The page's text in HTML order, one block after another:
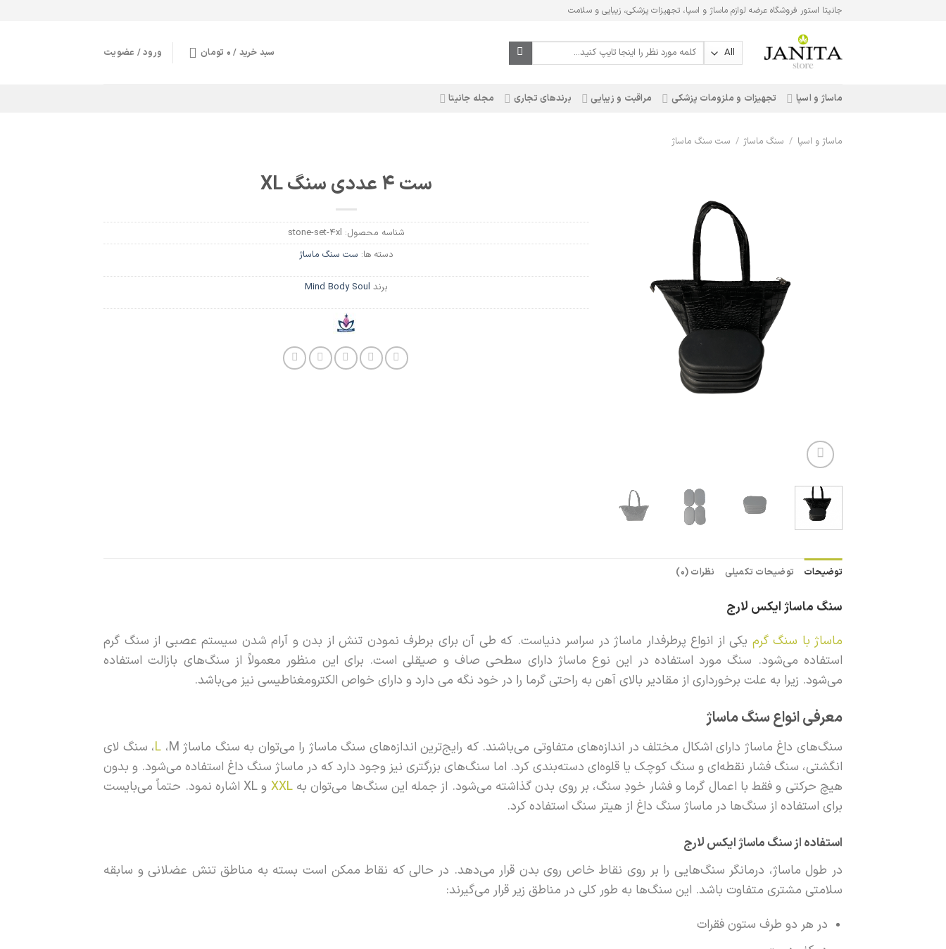
جانیتا استور فروشگاه عرضه لوازم ماساژ و اسپا، تجهیزات پزشکی، زیبایی و سلامت
جستجو
سبد خرید / 0 تومان ورود / عضویت
ماساژ و اسپا تجهیزات و ملزومات پزشکی مراقبت و زیبایی برندهای تجاری مجله جانیتا
ماساژ و اسپا / سنگ ماساژ / ست سنگ ماساژ
ست 4 عددی سنگ XL
شناسه محصول: stone-set-4xl
دسته ها: ست سنگ ماساژ
برند Mind Body Soul
توضیحات توضیحات تکمیلی نظرات (0)
سنگ ماساژ ایکس لارج
ماساژ با سنگ گرم یکی از انواع پرطرفدار ماساژ در سراسر دنیاست. که طی آن برای برطرف نمودن تنش از بدن و آرام شدن سیستم عصبی از سنگ گرم
استفاده می‌شود. سنگ مورد استفاده در این نوع ماساژ دارای سطحی صاف و صیقلی است. برای این منظور معمولاً از سنگ‌های بازالت استفاده
می‌شود. زیرا به علت برخورداری از مقادیر بالای آهن به راحتی گرما را در خود نگه می دارد و دارای خواص الکترومغناطیسی نیز می‌باشد.
معرفی انواع سنگ ماساژ
سنگ‌های داغ ماساژ دارای اشکال مختلف در اندازه‌های متفاوتی می‌باشند. که رایج‌ترین اندازه‌های سنگ ماساژ را می‌توان به سنگ ماساژ L،M، سنگ لای
انگشتی، سنگ فشار نقطه‌ای و سنگ کوچک یا قلوه‌ای دسته‌بندی کرد. اما سنگ‌های بزرگتری نیز وجود دارد که در ماساژ سنگ داغ استفاده می‌شود. و بدون
هیچ حرکتی و فقط با اعمال گرما و فشار خودِ سنگ، بر روی بدن گذاشته می‌شود. از جمله این سنگ‌ها می‌توان بهXXL
و XL اشاره نمود. حتماً می‌بایست
برای استفاده از سنگ‌ها در ماساژ سنگ داغ از هیتر سنگ استفاده کرد.
استفاده از سنگ ماساژ ایکس لارج
در طول ماساژ، درمانگر سنگ‌هایی را بر روی نقاط خاص روی بدن قرار می‌دهد. در حالی که نقاط ممکن است بسته به مناطق تنش عضلانی و سابقه
سلامتی مشتری متفاوت باشد. این سنگ‌ها به طور کلی در مناطق زیر قرار می‌گیرند:
در هر دو طرف ستون فقرات